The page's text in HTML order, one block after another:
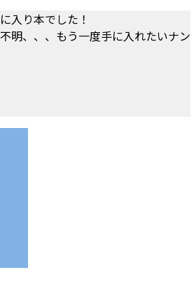
入り本でした！
明、、、もう一度手に入れたいナン